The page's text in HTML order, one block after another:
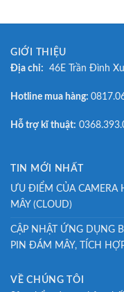
GIỚI THIỆU
Địa chỉ: 46E Trần Đình
Hotline mua hàng:
Hỗ trợ kĩ thuật:
TIN MỚI NHẤT
ƯU ĐIỂM CỦA CAMERA
MÂY (CLOUD)
CẬP NHẬT ỨNG DỤNG
PIN ĐÁM MÂY, TÍCH
VỀ CHÚNG TÔI